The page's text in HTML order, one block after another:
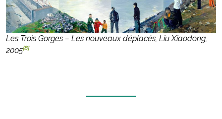
Les Trois Gorges – Les nouveaux déplacés, Liu Xiaodong,
2005[8]